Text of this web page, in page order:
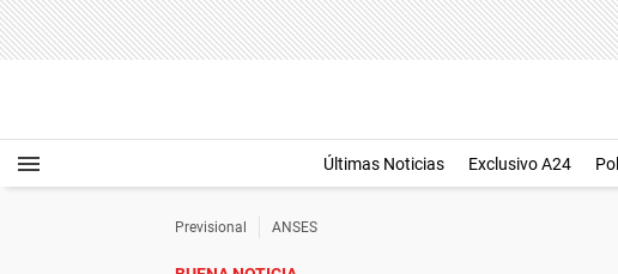
Últimas Noticias Exclusivo A24
Previsional ANSES